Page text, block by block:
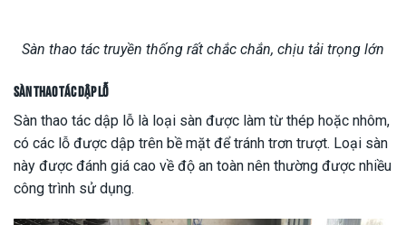
Sàn thao tác truyền thống rất chắc chắn, chịu tải trọng lớn
Sàn thao tác dập lỗ
Sàn thao tác dập lỗ là loại sàn được làm từ thép hoặc nhôm,
có các lỗ được dập trên bề mặt để tránh trơn trượt. Loại sàn
này được đánh giá cao về độ an toàn nên thường được nhiều
công trình sử dụng.